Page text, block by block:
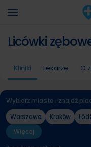
Licówki
Kliniki Lekarze O
Wybierz miasto i znajdź
Warszawa
Kraków
Więcej